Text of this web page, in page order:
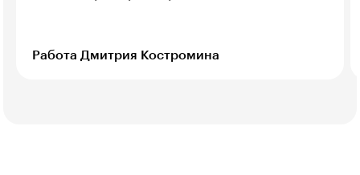
Работа Дмитрия Костромина